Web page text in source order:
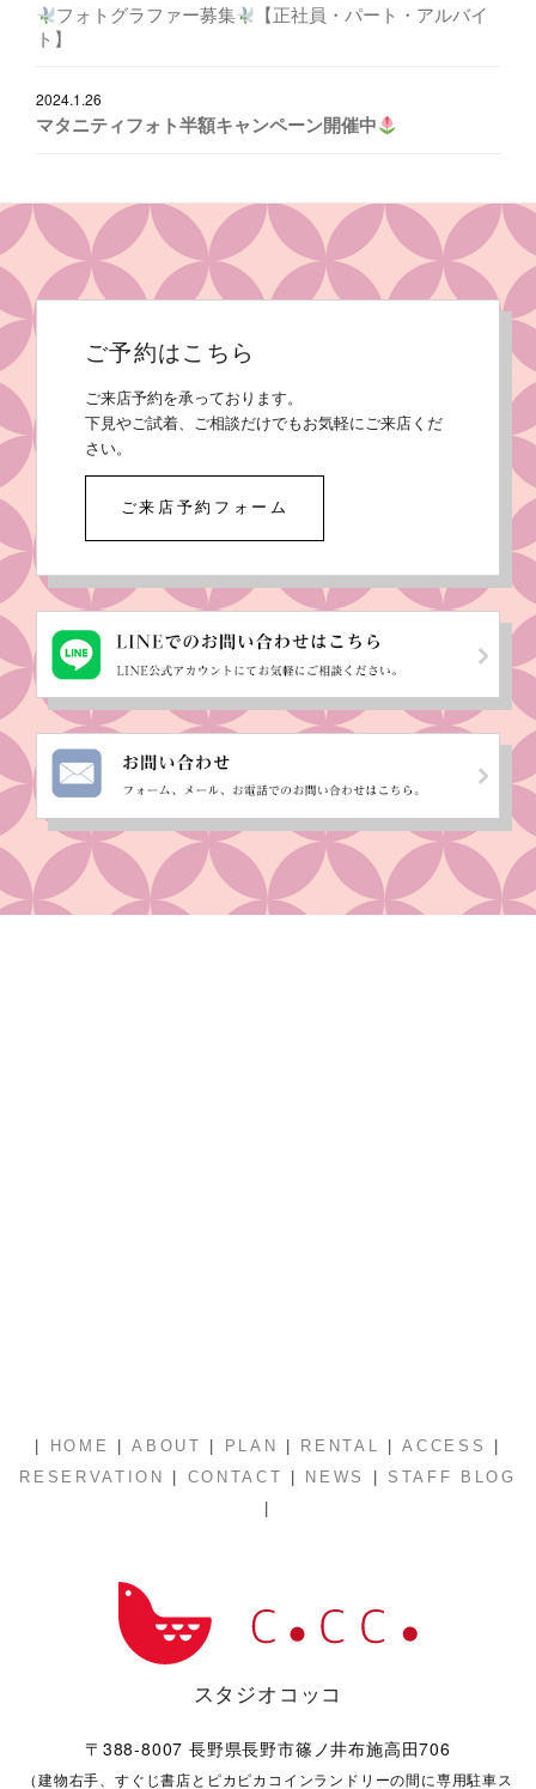
フォトグラファー募集
【正社員・パート・アルバイ
ト】
2024.1.26
マタニティフォト半額キャンペーン開催中
ご予約はこちら
ご来店予約を承っております。
下見やご試着、ご相談だけでもお気軽にご来店くだ
さい。
ご来店予約フォーム
| HOME |ABOUT | PLAN | RENTAL |ACCESS |
RESERVATION | CONTACT | NEWS | STAFF BLOG
|
スタジオコッコ
〒388-8007 長野県長野市篠ノ井布施高田706
（建物右手、すぐじ書店とピカピカコインランドリーの間に専用駐車ス